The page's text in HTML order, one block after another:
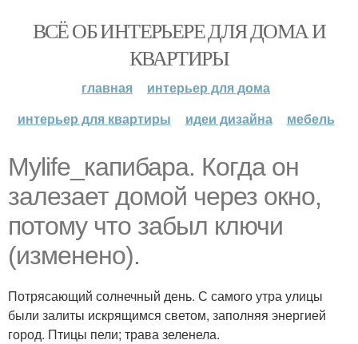
ВСЁ ОБ ИНТЕРЬЕРЕ ДЛЯ ДОМА И
КВАРТИРЫ
главная
интерьер для дома
интерьер для квартиры
идеи дизайна мебель
Mylife_капибара. Когда он
залезает домой через окно,
потому что забыл ключи
(изменено).
Потрясающий солнечный день. С самого утра улицы
были залиты искрящимся светом, заполняя энергией
город. Птицы пели; трава зеленела.